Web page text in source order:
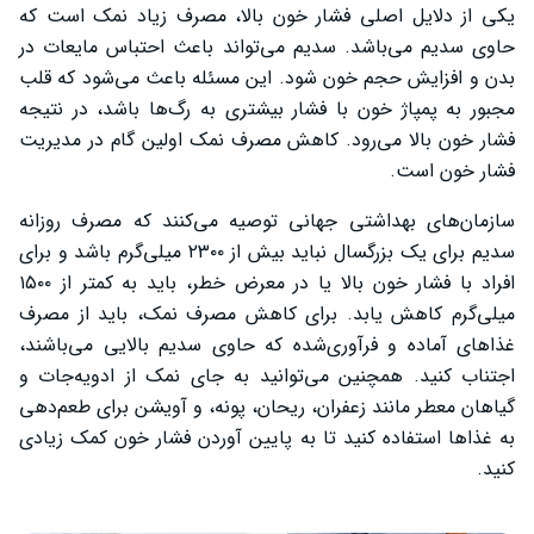
یکی از دلایل اصلی فشار خون بالا، مصرف زیاد نمک است که
حاوی سدیم می‌باشد. سدیم می‌تواند باعث احتباس مایعات در
بدن و افزایش حجم خون شود. این مسئله باعث می‌شود که قلب
مجبور به پمپاژ خون با فشار بیشتری به رگ‌ها باشد، در نتیجه
فشار خون بالا می‌رود. کاهش مصرف نمک اولین گام در مدیریت
فشار خون است.
سازمان‌های بهداشتی جهانی توصیه می‌کنند که مصرف روزانه
سدیم برای یک بزرگسال نباید بیش از ۲۳۰۰ میلی‌گرم باشد و برای
افراد با فشار خون بالا یا در معرض خطر، باید به کمتر از ۱۵۰۰
میلی‌گرم کاهش یابد. برای کاهش مصرف نمک، باید از مصرف
غذاهای آماده و فرآوری‌شده که حاوی سدیم بالایی می‌باشند،
اجتناب کنید. همچنین می‌توانید به جای نمک از ادویه‌جات و
گیاهان معطر مانند زعفران، ریحان، پونه، و آویشن برای طعم‌دهی
به غذاها استفاده کنید تا به پایین آوردن فشار خون کمک زیادی
کنید.